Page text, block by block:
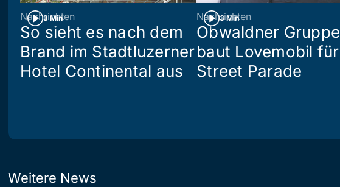
3 Min
Nachrichten
So sieht es nach dem
Brand im Stadtluzerner
Hotel Continental aus
3 Min
Nachrichten
Obwaldner Gruppe
baut Lovemobil für
Street Parade
Weitere News